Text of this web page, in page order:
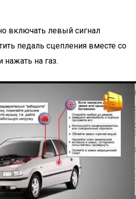
включать левый сигнал
педаль сцепления вместе со
на газ.